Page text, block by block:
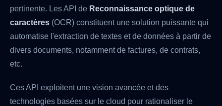
pertinente. Les API de Reconnaissance optique de
caractères (OCR) constituent une solution puissante qui
automatise l'extraction de textes et de données à partir de
divers documents, notamment de factures, de contrats,
etc.
Ces API exploitent une vision avancée et des
technologies basées sur le cloud pour rationaliser le